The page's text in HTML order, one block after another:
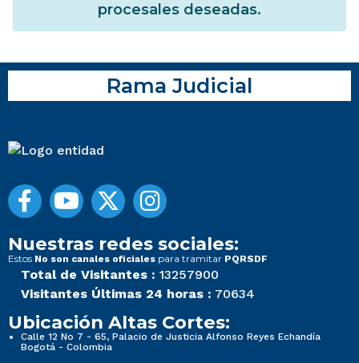
procesales deseadas.
Rama Judicial
Nuestras redes sociales:
Estos No son canales oficiales para tramitar PQRSDF
Total de Visitantes : 13257900
Visitantes Últimas 24 horas : 70634
Ubicación Altas Cortes:
Calle 12 No 7 - 65, Palacio de Justicia Alfonso Reyes Echandía
Bogotá - Colombia